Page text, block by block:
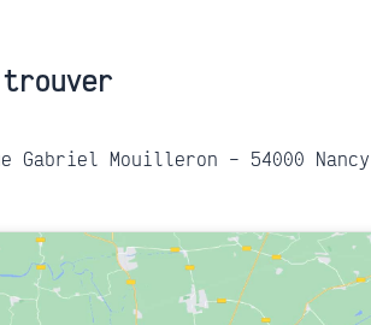
trouver
Gabriel Mouilleron – 54000 Nancy